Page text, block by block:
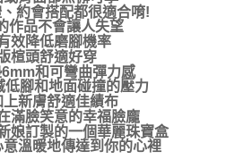
約會搭配都很適合唷!
作品不會讓人失望
效降低磨腳機率
楦頭舒適好穿
和可彎曲彈力感
低腳和地面碰撞的壓力
新膚舒適佳績布
滿臉笑意的幸福臉龐
娘訂製的一個華麗珠寶盒
溫暖地傳達到你的心裡